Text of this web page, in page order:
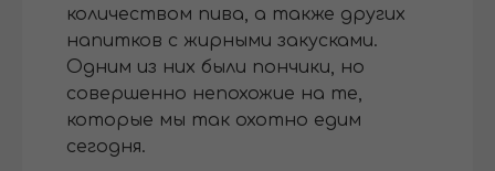
количеством пива, а также других
напитков с жирными закусками.
Одним из них были пончики, но
совершенно непохожие на те,
которые мы так охотно едим
сегодня.